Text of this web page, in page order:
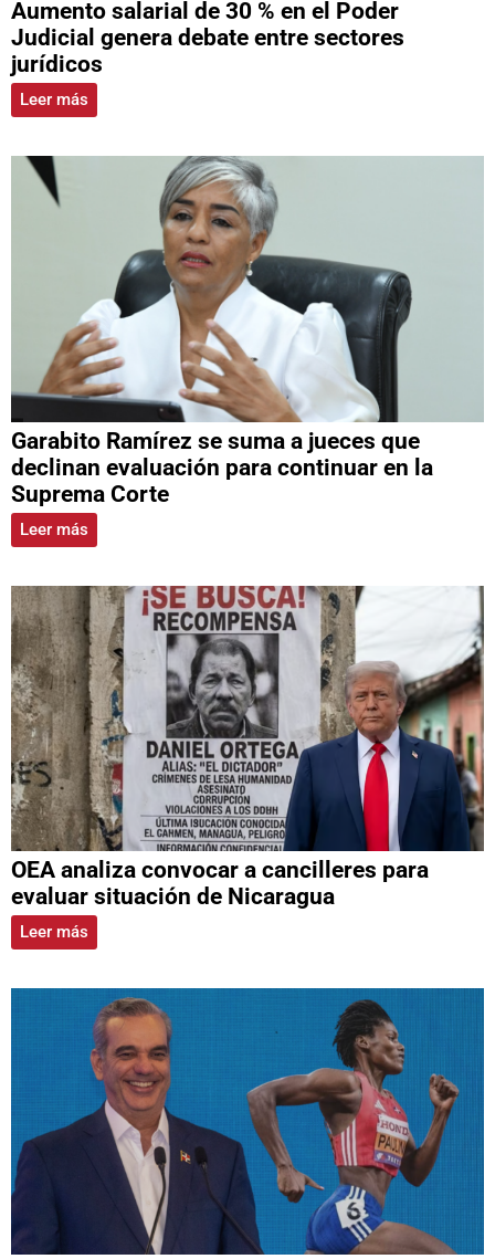
Aumento salarial de 30 % en el Poder
Judicial genera debate entre sectores
jurídicos
Leer más
Garabito Ramírez se suma a jueces que
declinan evaluación para continuar en la
Suprema Corte
Leer más
OEA analiza convocar a cancilleres para
evaluar situación de Nicaragua
Leer más